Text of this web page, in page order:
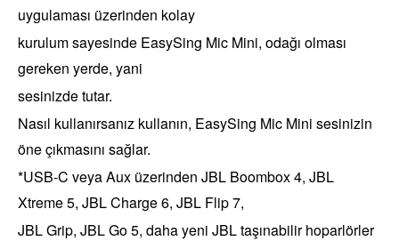
uygulaması üzerinden kolay
kurulum sayesinde EasySing Mic Mini, odağı olması
gereken yerde, yani
sesinizde tutar.
Nasıl kullanırsanız kullanın, EasySing Mic Mini sesinizin
öne çıkmasını sağlar.
*USB-C veya Aux üzerinden JBL Boombox 4, JBL
Xtreme 5, JBL Charge 6, JBL Flip 7,
JBL Grip, JBL Go 5, daha yeni JBL taşınabilir hoparlörler